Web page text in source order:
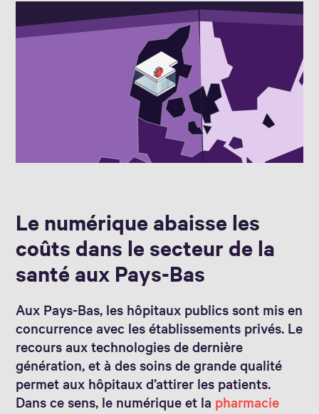
Le numérique abaisse les
coûts dans le secteur de la
santé aux Pays-Bas
Aux Pays-Bas, les hôpitaux publics sont mis en
concurrence avec les établissements privés. Le
recours aux technologies de dernière
génération, et à des soins de grande qualité
permet aux hôpitaux d’attirer les patients.
Dans ce sens, le numérique et la pharmacie